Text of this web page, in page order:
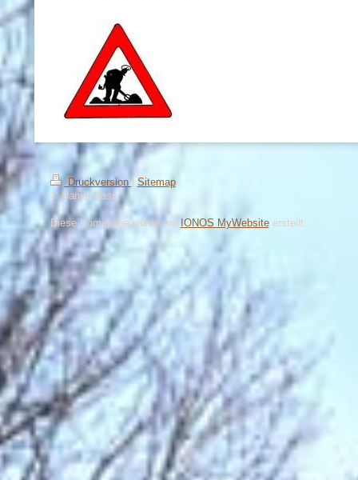
Druckversion| Sitemap
© Daniel Hass
Diese Homepage wurde mit IONOS MyWebsiteerstellt.